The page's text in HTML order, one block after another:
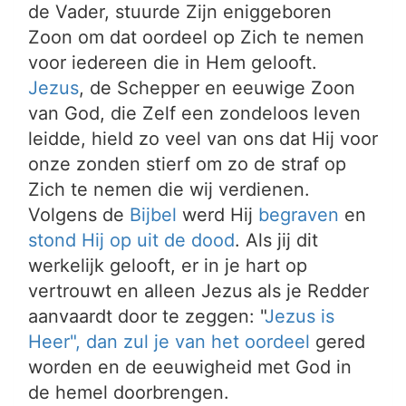
de Vader, stuurde Zijn eniggeboren
Zoon om dat oordeel op Zich te nemen
voor iedereen die in Hem gelooft.
Jezus, de Schepper en eeuwige Zoon
van God, die Zelf een zondeloos leven
leidde, hield zo veel van ons dat Hij voor
onze zonden stierf om zo de straf op
Zich te nemen die wij verdienen.
Volgens de Bijbel werd Hij begraven en
stond Hij op uit de dood. Als jij dit
werkelijk gelooft, er in je hart op
vertrouwt en alleen Jezus als je Redder
aanvaardt door te zeggen: "Jezus is
Heer", dan zul je van het oordeel gered
worden en de eeuwigheid met God in
de hemel doorbrengen.